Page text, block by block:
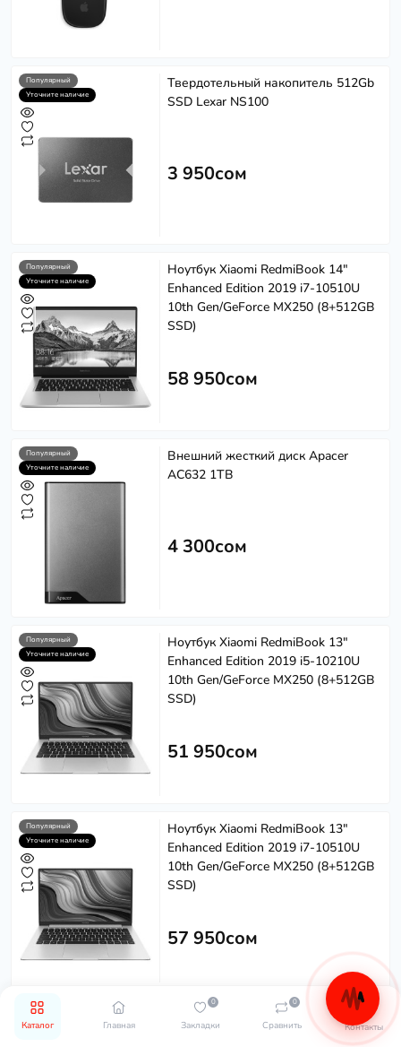
Каталог Главная Закладки
0
Сравнить
0
Контакты
Популярный
Уточните наличие
Твердотельный накопитель 512Gb
SSD Lexar NS100
3 950сом
Популярный
Уточните наличие
Ноутбук Xiaomi RedmiBook 14"
Enhanced Edition 2019 i7-10510U
10th Gen/GeForce MX250 (8+512GB
SSD)
58 950сом
Популярный
Уточните наличие
Внешний жесткий диск Apacer
AC632 1TB
4 300сом
Популярный
Уточните наличие
Ноутбук Xiaomi RedmiBook 13"
Enhanced Edition 2019 i5-10210U
10th Gen/GeForce MX250 (8+512GB
SSD)
51 950сом
Популярный
Уточните наличие
Ноутбук Xiaomi RedmiBook 13"
Enhanced Edition 2019 i7-10510U
10th Gen/GeForce MX250 (8+512GB
SSD)
57 950сом
Хит
Уточните наличие
Мышь Xiaomi Mi Dual Mode Wireless
Mouse Silent Edition
S Softech
Эффективность в каждом решении
Здравствуйте! 👋
Чем можем помочь?